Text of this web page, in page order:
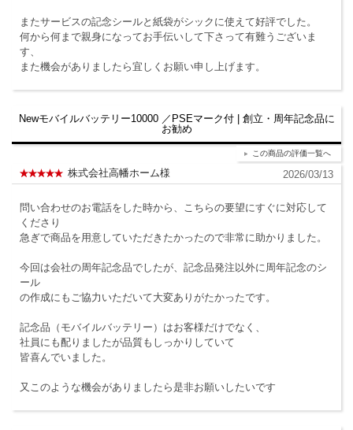
またサービスの記念シールと紙袋がシックに使えて好評でした。
何から何まで親身になってお手伝いして下さって有難うございま
す、
また機会がありましたら宜しくお願い申し上げます。
Newモバイルバッテリー10000 ／PSEマーク付 | 創立・周年記念品に
お勧め
この商品の評価一覧へ
株式会社高幡ホーム様 2026/03/13
問い合わせのお電話をした時から、こちらの要望にすぐに対応して
くださり
急ぎで商品を用意していただきたかったので非常に助かりました。
今回は会社の周年記念品でしたが、記念品発注以外に周年記念のシ
ール
の作成にもご協力いただいて大変ありがたかったです。
記念品（モバイルバッテリー）はお客様だけでなく、
社員にも配りましたが品質もしっかりしていて
皆喜んでいました。
又このような機会がありましたら是非お願いしたいです